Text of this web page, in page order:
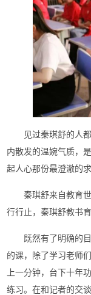
见过秦琪舒的人
内散发的温婉气质，
起人心那份最澄澈的求
秦琪舒来自教育
行行止，秦琪舒教书
既然有了明确的
的课，除了学习老师
上一分钟，台下十年
练习。在和记者的交